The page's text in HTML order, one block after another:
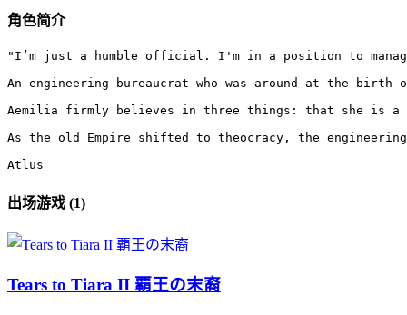
角色简介
"I’m just a humble official. I'm in a position to
An engineering bureaucrat who was around at the
Aemilia firmly believes in three things: that she is a
As the old Empire shifted to theocracy, the
Atlus
出场游戏 (1)
Tears to Tiara II 覇王の末裔